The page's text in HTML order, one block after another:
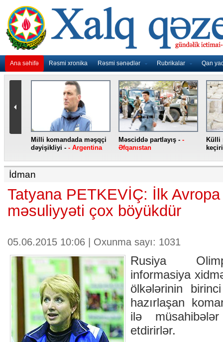
Ana səhifə Rəsmi xronika Rəsmi sənədlər Rubrikalar Qan
Milli komandada məşqçi
dəyişikliyi - - Argentina
Məsciddə partlayış - -
Əfqanıstan
Külli
İdman
Tatyana PETKEVİÇ: İlk Avropa
məsuliyyəti çox böyükdür
05.06.2015 10:06 | Oxunma sayı: 1031
Rusiya
informasiya
ölkələrinin
hazırlaşan
ilə
etdirirlər.